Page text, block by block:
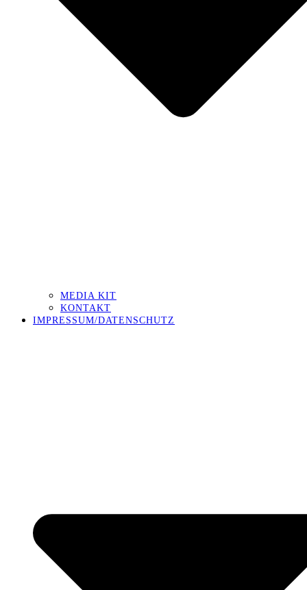
MEDIA KIT
KONTAKT
IMPRESSUM/DATENSCHUTZ